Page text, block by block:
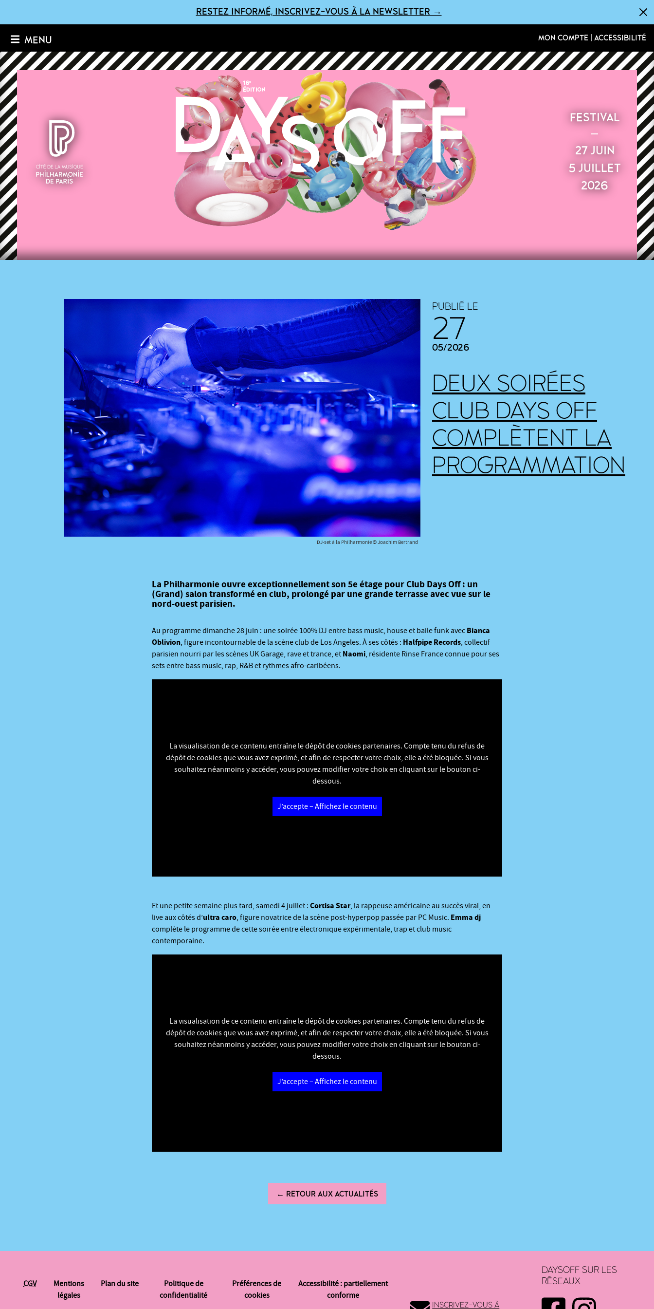
RESTEZ INFORMÉ, INSCRIVEZ-VOUS À LA NEWSLETTER → ×
MENU MON COMPTE ACCESSIBILITÉ
FESTIVAL
27 JUIN
5 JUILLET
2026
DJ-set à la Philharmonie © Joachim Bertrand
PUBLIÉ LE
27
05/2026
DEUX SOIRÉES
CLUB DAYS OFF
COMPLÈTENT LA
PROGRAMMATION
La Philharmonie ouvre exceptionnellement son 5e étage pour Club Days Off : un
(Grand) salon transformé en club, prolongé par une grande terrasse avec vue sur le
nord-ouest parisien.
Au programme dimanche 28 juin : une soirée 100% DJ entre bass music, house et baile funk avec Bianca
Oblivion, figure incontournable de la scène club de Los Angeles. À ses côtés : Halfpipe Records, collectif
parisien nourri par les scènes UK Garage, rave et trance, et Naomi, résidente Rinse France connue pour ses
sets entre bass music, rap, R&B et rythmes afro-caribéens.
La visualisation de ce contenu entraîne le dépôt de cookies partenaires. Compte tenu du refus de
dépôt de cookies que vous avez exprimé, et afin de respecter votre choix, elle a été bloquée. Si vous
souhaitez néanmoins y accéder, vous pouvez modifier votre choix en cliquant sur le bouton ci-
dessous.
J’accepte – Affichez le contenu
Et une petite semaine plus tard, samedi 4 juillet : Cortisa Star, la rappeuse américaine au succès viral, en
live aux côtés d’ultra caro, figure novatrice de la scène post-hyperpop passée par PC Music. Emma dj
complète le programme de cette soirée entre électronique expérimentale, trap et club music
contemporaine.
La visualisation de ce contenu entraîne le dépôt de cookies partenaires. Compte tenu du refus de
dépôt de cookies que vous avez exprimé, et afin de respecter votre choix, elle a été bloquée. Si vous
souhaitez néanmoins y accéder, vous pouvez modifier votre choix en cliquant sur le bouton ci-
dessous.
J’accepte – Affichez le contenu
← RETOUR AUX ACTUALITÉS
CGV
Mentions
légales
Plan du site
Politique de
confidentialité
Préférences de
cookies
Accessibilité : partiellement
conforme
INSCRIVEZ-VOUS À
DAYSOFF SUR LES
RÉSEAUX